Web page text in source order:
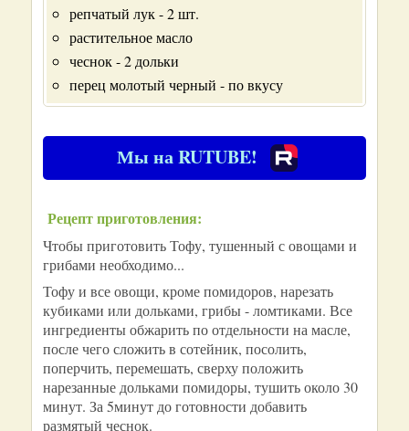
репчатый лук - 2 шт.
растительное масло
чеснок - 2 дольки
перец молотый черный - по вкусу
Мы на RUTUBE!
Рецепт приготовления:
Чтобы приготовить Тофу, тушенный с овощами и
грибами необходимо...
Тофу и все овощи, кроме помидоров, нарезать
кубиками или дольками, грибы - ломтиками. Все
ингредиенты обжарить по отдельности на масле,
после чего сложить в сотейник, посолить,
поперчить, перемешать, сверху положить
нарезанные дольками помидоры, тушить около 30
минут. За 5минут до готовности добавить
размятый чеснок.